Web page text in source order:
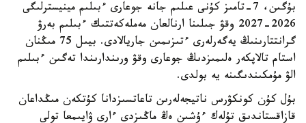
بۇگىن، 7-تامىز كۇنى عىلىم جانە جوعارى ءبىلىم مينيسترلىگى
2026-2027 وقۋ جىلىنا ارنالعان مەملەكەتتىك ءبىلىم بەرۋ
گرانتتارىنىڭ يەگەرلەرى ءتىزىمىن جاريالادى. بيىل 75 مىڭنان
استام تالاپكەر ەلىمىزدىڭ جوعارى وقۋ ورىندارىندا تەگىن ءبىلىم
الۋ مۇمكىندىگىنە يە بولدى.
بۇل كۇن كونكۋرس ناتيجەلەرىن تاعاتسىزدانا كۇتكەن مىڭداعان
قازاقستاندىق تۇلەك ءۇشىن ەڭ ماڭىزدى ءارى ۋايىمعا تولى